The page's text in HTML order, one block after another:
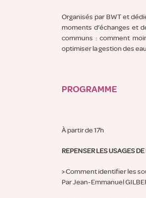
Organisés par BWT et
moments d’échanges et
communs : comment
optimiser la gestion des
PROGRAMME
À partir de 17h
REPENSER LES USAGES
> Comment identifier les
Par Jean-Emmanuel